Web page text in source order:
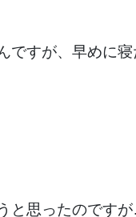
すが、早めに寝
と思ったのです